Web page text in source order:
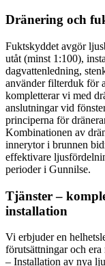
Dränering och
Fuktskyddet avgör
utåt (minst 1:100),
dagvattenledning,
använder filterduk för
kompletterar vi med
anslutningar vid
principerna för
Kombinationen av
innerytor i brunnen
effektivare
perioder i Gunnilse.
Tjänster –
installation
Vi erbjuder en
förutsättningar och
– Installation av nya